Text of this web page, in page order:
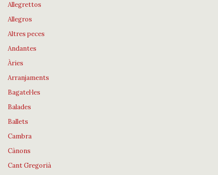
Allegrettos
Allegros
Altres peces
Andantes
Àries
Arranjaments
Bagatel·les
Balades
Ballets
Cambra
Cànons
Cant Gregorià